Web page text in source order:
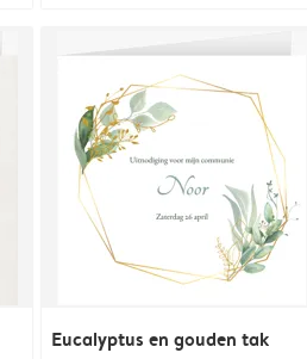
Eucalyptus en gouden tak